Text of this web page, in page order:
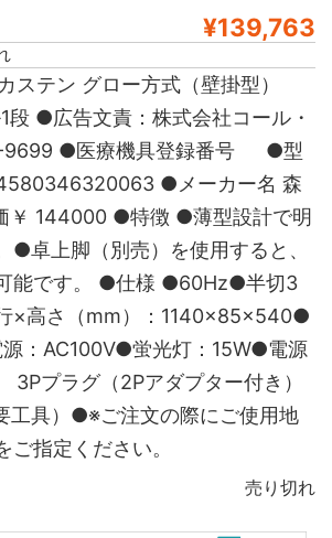
¥139,763
ステン グロー方式（壁掛型）
段 ●広告文責：株式会社コール・
●医療機具登録番号 ●型
●メーカー名 森
￥ 144000 ●特徴 ●薄型設計で明
●卓上脚（別売）を使用すると、
能です。 ●仕様 ●60Hz●半切3
×高さ（mm）：1140×85×540●
：AC100V●蛍光灯：15W●電源
プラグ（2Pアダプター付き）
工具）●※ご注文の際にご使用地
ご指定ください。
売り切れ